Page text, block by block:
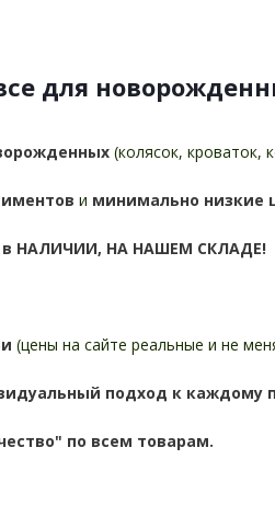
для
(колясок, кроваток,
и минимально низкие
в НАЛИЧИИ, НА НАШЕМ СКЛАДЕ!
(цены на сайте реальные и не
подход к каждому
по всем товарам.